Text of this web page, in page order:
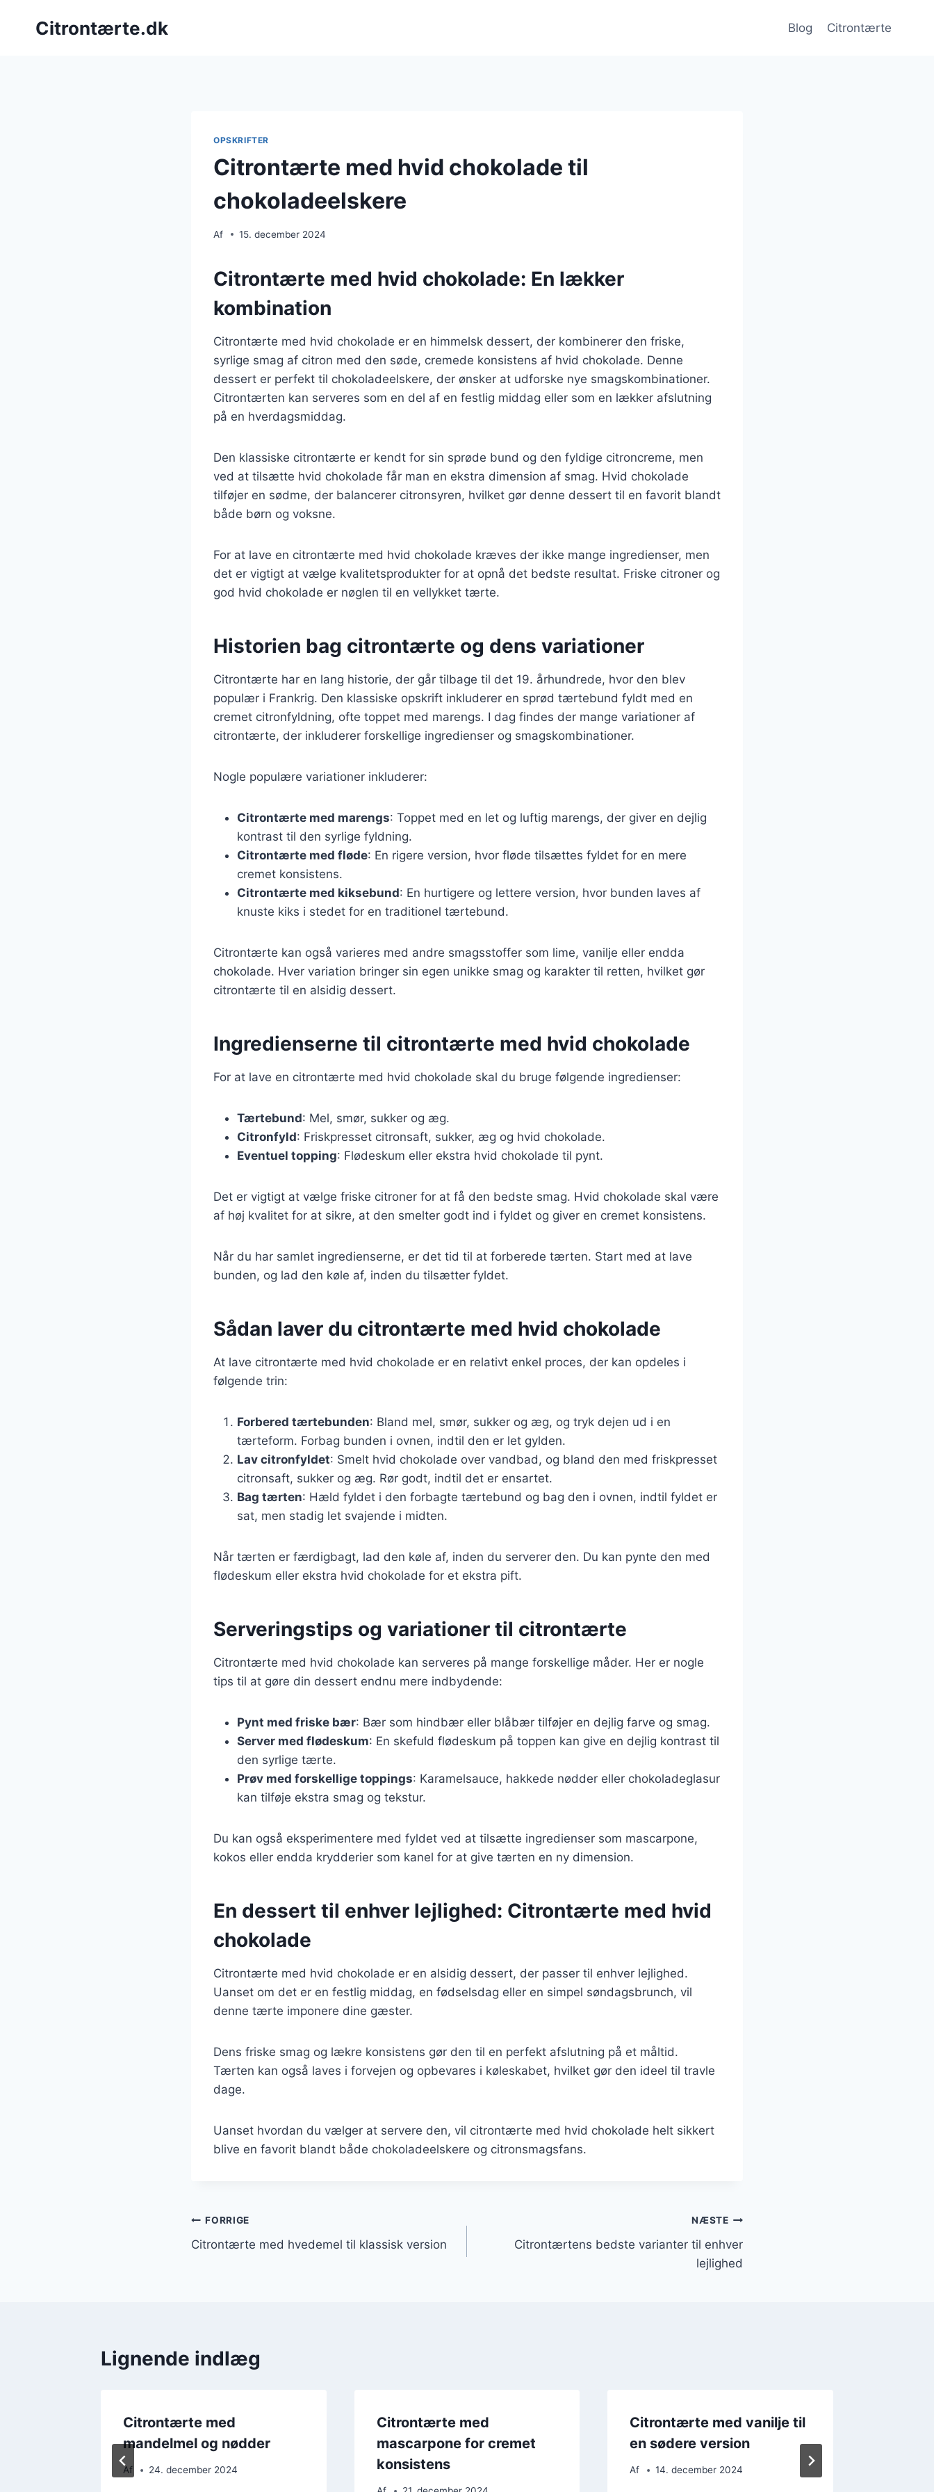
Citrontærte.dk Blog Citrontærte
OPSKRIFTER
Citrontærte med hvid chokolade til
chokoladeelskere
Af 15. december 2024
Citrontærte med hvid chokolade: En lækker
kombination
Citrontærte med hvid chokolade er en himmelsk dessert, der kombinerer den friske,
syrlige smag af citron med den søde, cremede konsistens af hvid chokolade. Denne
dessert er perfekt til chokoladeelskere, der ønsker at udforske nye smagskombinationer.
Citrontærten kan serveres som en del af en festlig middag eller som en lækker afslutning
på en hverdagsmiddag.
Den klassiske citrontærte er kendt for sin sprøde bund og den fyldige citroncreme, men
ved at tilsætte hvid chokolade får man en ekstra dimension af smag. Hvid chokolade
tilføjer en sødme, der balancerer citronsyren, hvilket gør denne dessert til en favorit blandt
både børn og voksne.
For at lave en citrontærte med hvid chokolade kræves der ikke mange ingredienser, men
det er vigtigt at vælge kvalitetsprodukter for at opnå det bedste resultat. Friske citroner og
god hvid chokolade er nøglen til en vellykket tærte.
Historien bag citrontærte og dens variationer
Citrontærte har en lang historie, der går tilbage til det 19. århundrede, hvor den blev
populær i Frankrig. Den klassiske opskrift inkluderer en sprød tærtebund fyldt med en
cremet citronfyldning, ofte toppet med marengs. I dag findes der mange variationer af
citrontærte, der inkluderer forskellige ingredienser og smagskombinationer.
Nogle populære variationer inkluderer:
Citrontærte med marengs: Toppet med en let og luftig marengs, der giver en dejlig
kontrast til den syrlige fyldning.
Citrontærte med fløde: En rigere version, hvor fløde tilsættes fyldet for en mere
cremet konsistens.
Citrontærte med kiksebund: En hurtigere og lettere version, hvor bunden laves af
knuste kiks i stedet for en traditionel tærtebund.
Citrontærte kan også varieres med andre smagsstoffer som lime, vanilje eller endda
chokolade. Hver variation bringer sin egen unikke smag og karakter til retten, hvilket gør
citrontærte til en alsidig dessert.
Ingredienserne til citrontærte med hvid chokolade
For at lave en citrontærte med hvid chokolade skal du bruge følgende ingredienser:
Tærtebund: Mel, smør, sukker og æg.
Citronfyld: Friskpresset citronsaft, sukker, æg og hvid chokolade.
Eventuel topping: Flødeskum eller ekstra hvid chokolade til pynt.
Det er vigtigt at vælge friske citroner for at få den bedste smag. Hvid chokolade skal være
af høj kvalitet for at sikre, at den smelter godt ind i fyldet og giver en cremet konsistens.
Når du har samlet ingredienserne, er det tid til at forberede tærten. Start med at lave
bunden, og lad den køle af, inden du tilsætter fyldet.
Sådan laver du citrontærte med hvid chokolade
At lave citrontærte med hvid chokolade er en relativt enkel proces, der kan opdeles i
følgende trin:
Forbered tærtebunden: Bland mel, smør, sukker og æg, og tryk dejen ud i en
tærteform. Forbag bunden i ovnen, indtil den er let gylden.
Lav citronfyldet: Smelt hvid chokolade over vandbad, og bland den med friskpresset
citronsaft, sukker og æg. Rør godt, indtil det er ensartet.
Bag tærten: Hæld fyldet i den forbagte tærtebund og bag den i ovnen, indtil fyldet er
sat, men stadig let svajende i midten.
Når tærten er færdigbagt, lad den køle af, inden du serverer den. Du kan pynte den med
flødeskum eller ekstra hvid chokolade for et ekstra pift.
Serveringstips og variationer til citrontærte
Citrontærte med hvid chokolade kan serveres på mange forskellige måder. Her er nogle
tips til at gøre din dessert endnu mere indbydende:
Pynt med friske bær: Bær som hindbær eller blåbær tilføjer en dejlig farve og smag.
Server med flødeskum: En skefuld flødeskum på toppen kan give en dejlig kontrast til
den syrlige tærte.
Prøv med forskellige toppings: Karamelsauce, hakkede nødder eller chokoladeglasur
kan tilføje ekstra smag og tekstur.
Du kan også eksperimentere med fyldet ved at tilsætte ingredienser som mascarpone,
kokos eller endda krydderier som kanel for at give tærten en ny dimension.
En dessert til enhver lejlighed: Citrontærte med hvid
chokolade
Citrontærte med hvid chokolade er en alsidig dessert, der passer til enhver lejlighed.
Uanset om det er en festlig middag, en fødselsdag eller en simpel søndagsbrunch, vil
denne tærte imponere dine gæster.
Dens friske smag og lækre konsistens gør den til en perfekt afslutning på et måltid.
Tærten kan også laves i forvejen og opbevares i køleskabet, hvilket gør den ideel til travle
dage.
Uanset hvordan du vælger at servere den, vil citrontærte med hvid chokolade helt sikkert
blive en favorit blandt både chokoladeelskere og citronsmagsfans.
Indlægsnavigation
FORRIGE
Citrontærte med hvedemel til klassisk version
NÆSTE
Citrontærtens bedste varianter til enhver
lejlighed
Lignende indlæg
Citrontærte med
mandelmel og nødder
Af 24. december 2024
Citrontærte med
mascarpone for cremet
konsistens
Citrontærte med vanilje til
en sødere version
Af 14. december 2024